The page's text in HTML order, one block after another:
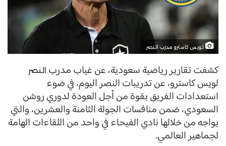
لويس كاسترو مدرب النصر
كشفت تقارير رياضية سعودية، عن غياب مدرب النصر
لويس كاسترو، عن تدريبات النصر اليوم، في ضوء
استعدادات الفريق بقوة من أجل العودة لدوري روشن
السعودي، ضمن منافسات الجولة الثامنة والعشرين، والتي
يواجه من خلالها نادي الفيحاء في واحد من اللقاءات الهامة
لجماهير العالمي.